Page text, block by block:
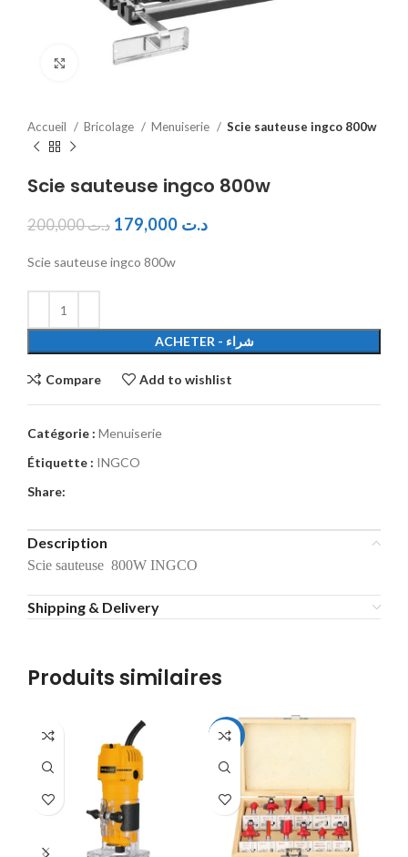
Click to enlarge
Accueil Bricolage Menuiserie Scie sauteuse ingco 800w
Scie sauteuse ingco 800w
د.ت200,000 د.ت
Scie sauteuse ingco 800w
ACHETER - شراء
Compare Add to wishlist
Catégorie : Menuiserie
Étiquette : INGCO
Share:
Description
Scie sauteuse 800W INGCO
Shipping & Delivery
Produits similaires
-19%